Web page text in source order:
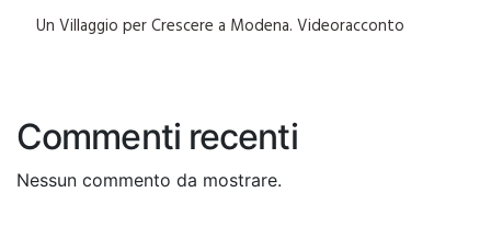
Un Villaggio per Crescere a Modena. Videoracconto
Commenti recenti
Nessun commento da mostrare.